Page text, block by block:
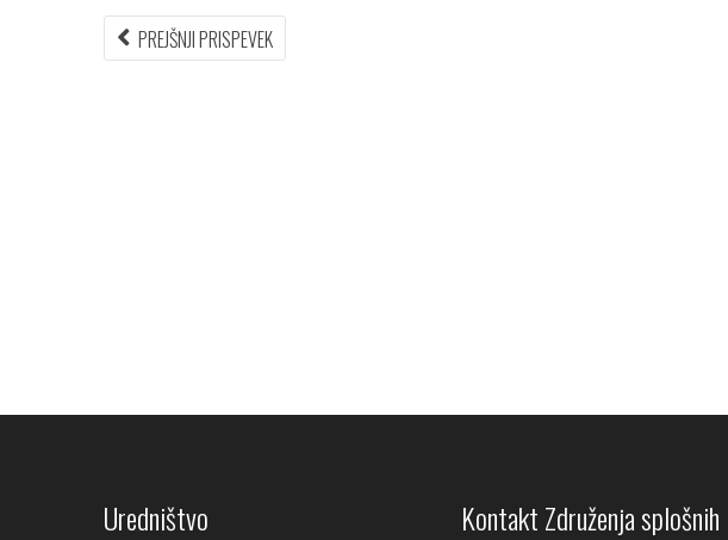
Navigacija
PREJŠNJI PRISPEVEKPREVIOUS
ARTICLE:
Uredništvo
Kontakt Združenja splošnih